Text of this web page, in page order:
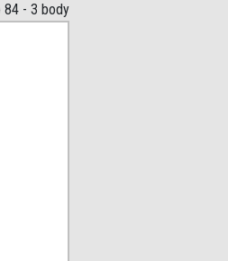
84 - 3 body